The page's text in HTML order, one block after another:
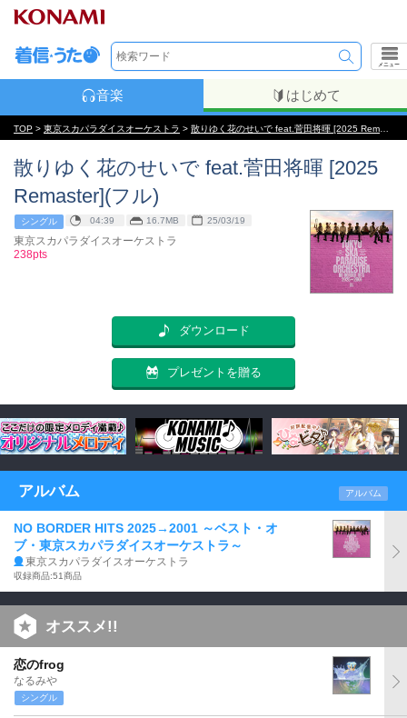
メニュー
音楽 はじめて
TOP > 東京スカパラダイスオーケストラ > 散りゆく花のせいで feat.菅田将暉 [2025 Remaster]
散りゆく花のせいで feat.菅田将暉 [2025
Remaster](フル)
シングル 04:39 16.7MB 25/03/19
東京スカパラダイスオーケストラ
238pts
ダウンロード
プレゼントを贈る
アルバム アルバム
NO BORDER HITS 2025→2001 ～ベスト・オ
ブ・東京スカパラダイスオーケストラ～
東京スカパラダイスオーケストラ
収録商品:51商品
オススメ!!
恋のfrog
なるみや
シングル